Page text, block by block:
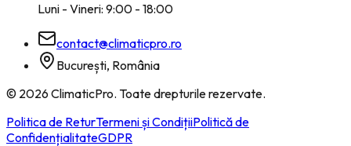
Luni - Vineri: 9:00 - 18:00
contact@climaticpro.ro
București, România
© 2026 ClimaticPro. Toate drepturile rezervate.
Politica de ReturTermeni și CondițiiPolitică de
ConfidențialitateGDPR